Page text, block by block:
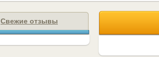
Свежие отзывы